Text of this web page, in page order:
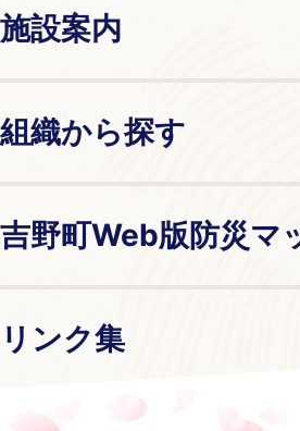
施設案内
組織から探す
吉野町Web版防災マ
リンク集